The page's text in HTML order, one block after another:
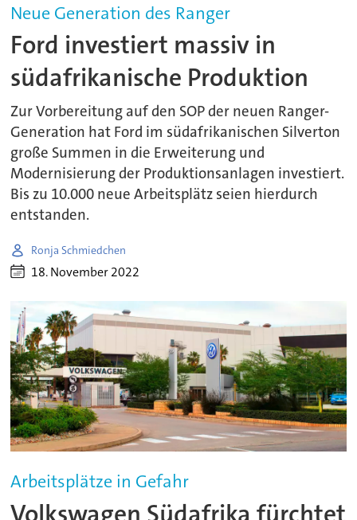
Neue Generation des Ranger
Ford investiert massiv in
südafrikanische Produktion
Zur Vorbereitung auf den SOP der neuen Ranger-
Generation hat Ford im südafrikanischen Silverton
große Summen in die Erweiterung und
Modernisierung der Produktionsanlagen investiert.
Bis zu 10.000 neue Arbeitsplätz seien hierdurch
entstanden.
Ronja Schmiedchen
18. November 2022
Arbeitsplätze in Gefahr